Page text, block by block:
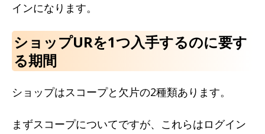
インになります。
ショップURを1つ入手するのに要す
る期間
ショップはスコープと欠片の2種類あります。
まずスコープについてですが、これらはログイン